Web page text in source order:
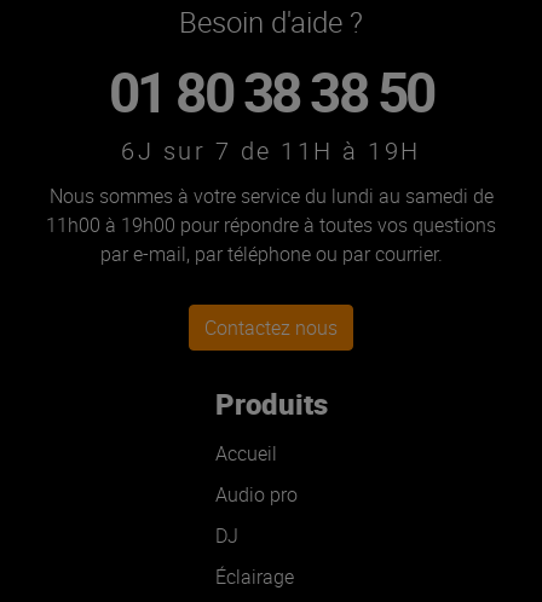
Besoin d'aide ?
01 80 38 38 50
6J sur 7 de 11H à 19H
Nous sommes à votre service du lundi au samedi de
11h00 à 19h00 pour répondre à toutes vos questions
par e-mail, par téléphone ou par courrier.
Contactez nous
Produits
Accueil
Audio pro
DJ
Éclairage